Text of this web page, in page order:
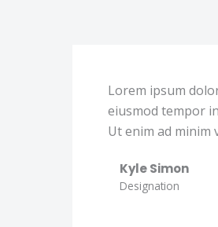
Lorem ipsum
eiusmod tempor
Ut enim ad minim
Kyle Simon
Designation